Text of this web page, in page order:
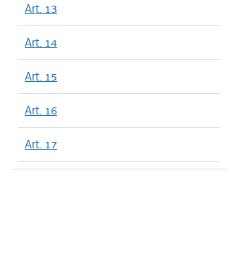
Art. 13
Art. 14
Art. 15
Art. 16
Art. 17